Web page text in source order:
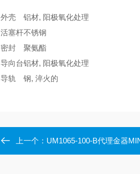
外壳
铝材, 阳极氧化处理
活塞杆不锈钢
密封
聚氨酯
导向台铝材, 阳极氧化处理
导轨
钢, 淬火的
上一个： UM1065-100-B代理金器MINDMAN气